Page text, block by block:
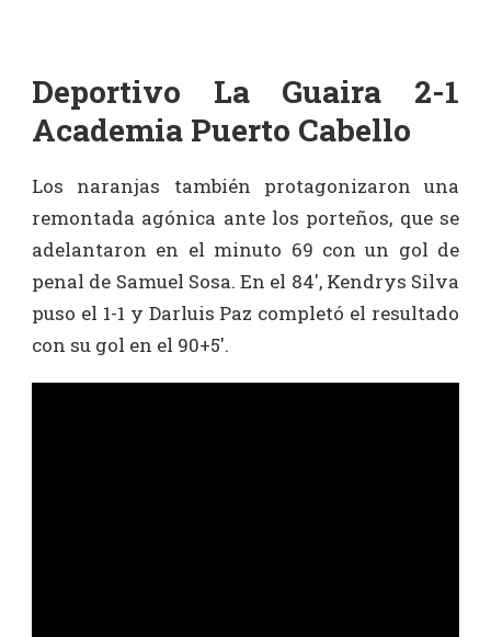
Deportivo La Guaira 2-1
Academia Puerto Cabello
Los naranjas también protagonizaron una
remontada agónica ante los porteños, que se
adelantaron en el minuto 69 con un gol de
penal de Samuel Sosa. En el 84′, Kendrys Silva
puso el 1-1 y Darluis Paz completó el resultado
con su gol en el 90+5′.